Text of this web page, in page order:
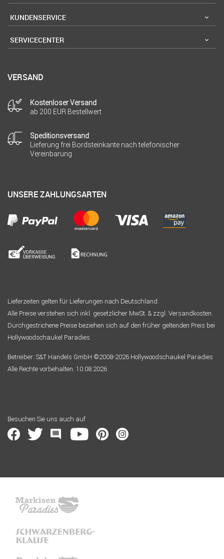
KUNDENSERVICE
SERVICECENTER
VERSAND
Kostenloser Versand
ab 200 EUR Bestellwert
Speditionsversand
Lieferung frei Bordsteinkante nach telefonischer
Vereinbarung
UNSERE ZAHLUNGSARTEN
Lieferzeiten gelten für Lieferungen nach Deutschland.
Alle Preise verstehen sich inkl. gesetzlicher MwSt. & zzgl. Versandkosten.
Durchgestrichene Preise beziehen sich auf den früher geltenden Preis bei
Hollywoodschaukel Paradies
Betreiber: S&T Handels GmbH ©2008-2026 Hollywoodschaukel Paradies
Alle Rechte vorbehalten. 10.08.2026
Besuchen Sie uns auch auf